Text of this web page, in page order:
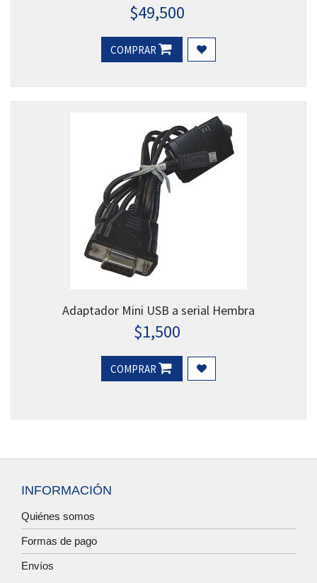
$49,500
COMPRAR
Adaptador Mini USB a serial Hembra
$1,500
COMPRAR
INFORMACIÓN
Quiénes somos
Formas de pago
Envíos